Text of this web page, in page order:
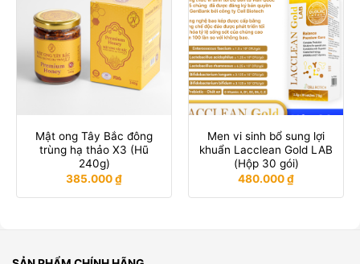
Mật ong Tây Bắc đông
trùng hạ thảo X3 (Hũ
240g)
385.000₫
Men vi sinh bổ sung lợi
khuẩn Lacclean Gold LAB
(Hộp 30 gói)
480.000₫